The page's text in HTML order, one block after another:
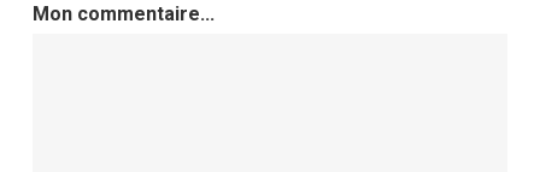
Mon commentaire...